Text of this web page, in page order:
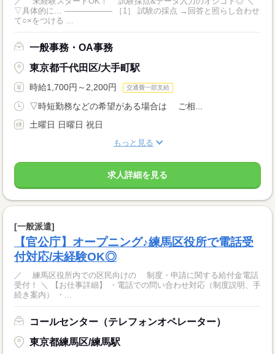
▽具体的に… ―――――― ［1］ 試験の採点 →回答と照らし合わせ
て○×をつける ...
一般事務・OA事務
東京都千代田区/大手町駅
時給1,700円～2,200円 交通費一部支給
▽時短勤務などの希望がある場合は ご相...
土曜日 日曜日 祝日
もっと見る
求人詳細を見る
[一般派遣]
【官公庁】オープニング♪練馬区役所で電話受
付対応/未経験OK◎
／ 練馬区役所内での区民向けの 制度・申請に関する給付金電話
受付！ ＼ 【お仕事詳細】 ・電話での問い合わせ対応（制度説明、手
続き案内） ・...
コールセンター（テレフォンオペレーター）
東京都練馬区/練馬駅